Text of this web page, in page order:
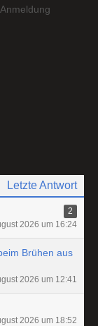
Letzte Antwort
2
2026 um 16:24
Brühen aus
2026 um 12:41
2026 um 18:52